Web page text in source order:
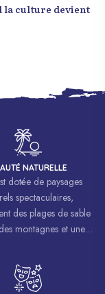
la culture devient
NATURELLE
dotée de paysages
spectaculaires,
des plages de sable
montagnes et une